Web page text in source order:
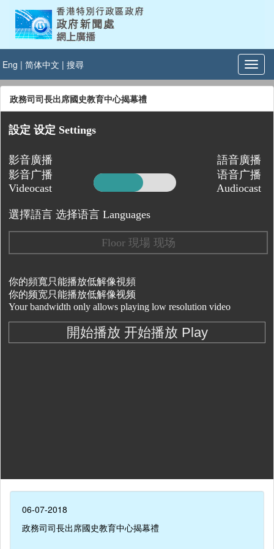
Eng | 简体中文 | 搜尋
政務司司長出席國史教育中心揭幕禮
06-07-2018
政務司司長出席國史教育中心揭幕禮